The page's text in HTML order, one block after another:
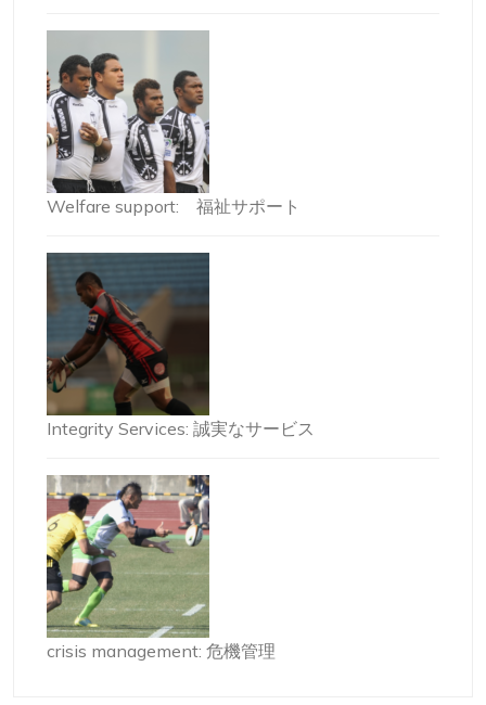
Welfare support: 福祉サポート
Integrity Services: 誠実なサービス
crisis management: 危機管理